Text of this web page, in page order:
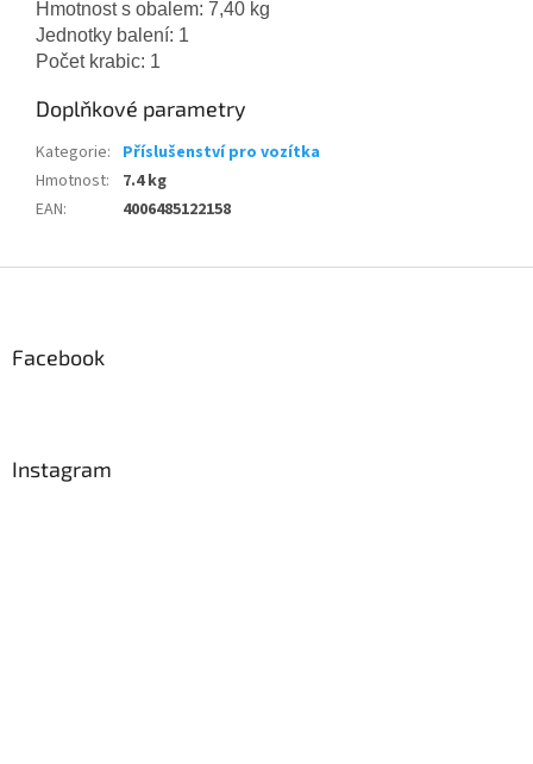
Hmotnost s obalem: 7,40 kg
Jednotky balení: 1
Počet krabic: 1
Doplňkové parametry
Kategorie: Příslušenství pro vozítka
Hmotnost:
7.4 kg
EAN: 4006485122158
Facebook
Instagram